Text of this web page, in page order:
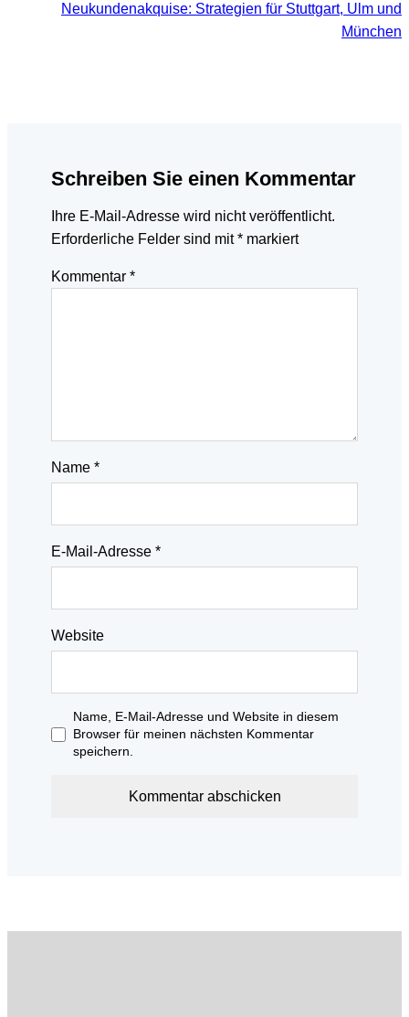
Neukundenakquise: Strategien für Stuttgart, Ulm und
München
Schreiben Sie einen Kommentar
Ihre E-Mail-Adresse wird nicht veröffentlicht.
Erforderliche Felder sind mit* markiert
Kommentar *
Name *
E-Mail-Adresse *
Website
Name, E-Mail-Adresse und Website in diesem
Browser für meinen nächsten Kommentar
speichern.